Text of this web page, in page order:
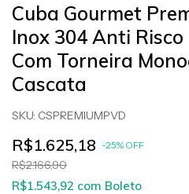
Cuba Gourmet
Inox 304 Anti
Com Torneira
Cascata
SKU: CSPREMIUMPVD
R$1.625,18 -25% OFF
R$2.166,90
R$1.543,92 com Boleto